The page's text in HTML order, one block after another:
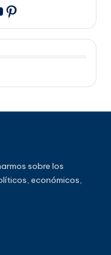
Pinterest
sobre los
económicos,